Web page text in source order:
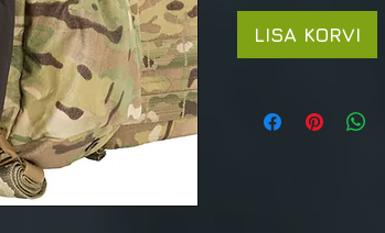
LISA KORVI